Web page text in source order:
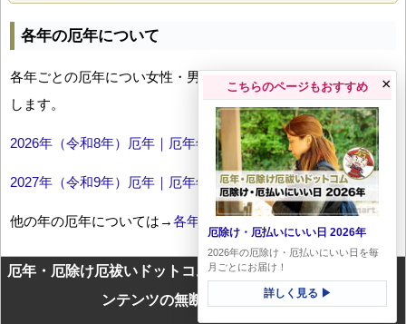
各年の厄年について
各年ごとの厄年につい女性・男性の年齢早見表とともにお伝え
します。
2026年（令和8年）厄年｜厄年年齢早見表
2027年（令和9年）厄年｜厄年年齢早見表
他の年の厄年については→各年厄年一覧
厄年・厄除け厄祓いドットコムに掲載のテキスト・画像等コ
ンテンツの無断転載を禁じます
こちらのページもおすすめ
厄除け・厄払いにいい日 2026年
2026年の厄除け・厄払いにいい日を毎
月ごとにお届け！
詳しく見る ▶
×